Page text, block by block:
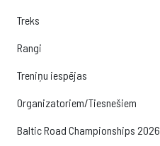
Treks
Rangi
Treniņu iespējas
Organizatoriem/Tiesnešiem
Baltic Road Championships 2026